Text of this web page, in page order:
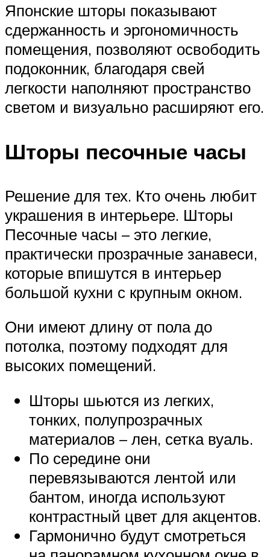
Японские шторы показывают
сдержанность и эргономичность
помещения, позволяют освободить
подоконник, благодаря свей
легкости наполняют пространство
светом и визуально расширяют его.
Шторы песочные часы
Решение для тех. Кто очень любит
украшения в интерьере. Шторы
Песочные часы – это легкие,
практически прозрачные занавеси,
которые впишутся в интерьер
большой кухни с крупным окном.
Они имеют длину от пола до
потолка, поэтому подходят для
высоких помещений.
Шторы шьются из легких,
тонких, полупрозрачных
материалов – лен, сетка вуаль.
По середине они
перевязываются лентой или
бантом, иногда используют
контрастный цвет для акцентов.
Гармонично будут смотреться